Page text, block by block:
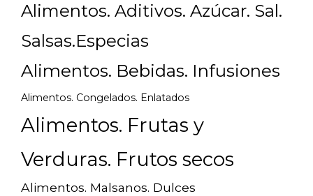
Alimentos. Aditivos. Azúcar. Sal.
Salsas.Especias
Alimentos. Bebidas. Infusiones
Alimentos. Congelados. Enlatados
Alimentos. Frutas y
Verduras. Frutos secos
Alimentos. Malsanos. Dulces